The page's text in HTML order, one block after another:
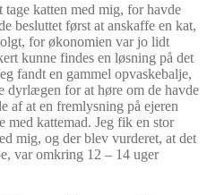
katten med mig, for havde
besluttet først at anskaffe en kat,
for økonomien var jo lidt
kunne findes en løsning på det
fandt en gammel opvaskebalje,
dyrlægen for at høre om de havde
af at en fremlysning på ejeren
med kattemad. Jeg fik en stor
mig, og der blev vurderet, at det
var omkring 12 – 14 uger